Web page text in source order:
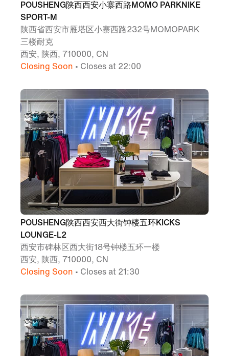
POUSHENG陕西西安小寨西路MOMO PARKNIKE
SPORT-M
陕西省西安市雁塔区小寨西路232号MOMOPARK
三楼耐克
西安, 陕西, 710000, CN
Closing Soon • Closes at 22:00
POUSHENG陕西西安西大街钟楼五环KICKS
LOUNGE-L2
西安市碑林区西大街18号钟楼五环一楼
西安, 陕西, 710000, CN
Closing Soon • Closes at 21:30